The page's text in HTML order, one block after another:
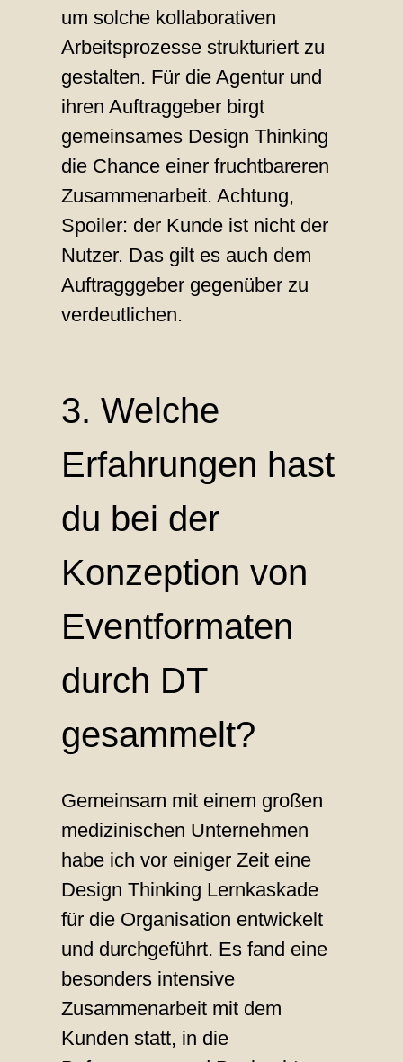
um solche kollaborativen
Arbeitsprozesse strukturiert zu
gestalten. Für die Agentur und
ihren Auftraggeber birgt
gemeinsames Design Thinking
die Chance einer fruchtbareren
Zusammenarbeit. Achtung,
Spoiler: der Kunde ist nicht der
Nutzer. Das gilt es auch dem
Auftragggeber gegenüber zu
verdeutlichen.
3. Welche
Erfahrungen hast
du bei der
Konzeption von
Eventformaten
durch DT
gesammelt?
Gemeinsam mit einem großen
medizinischen Unternehmen
habe ich vor einiger Zeit eine
Design Thinking Lernkaskade
für die Organisation entwickelt
und durchgeführt. Es fand eine
besonders intensive
Zusammenarbeit mit dem
Kunden statt, in die